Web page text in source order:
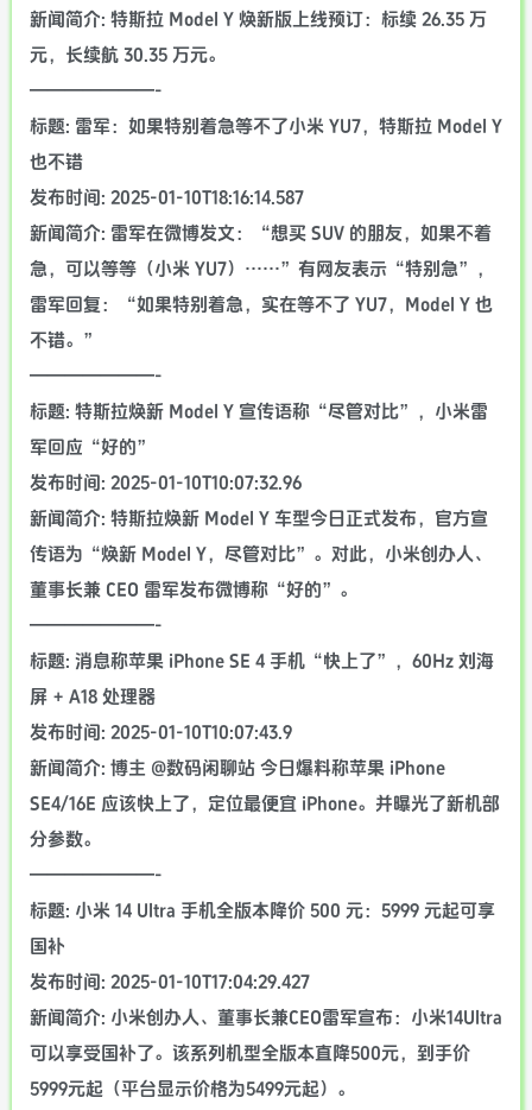
新闻简介: 特斯拉 Model Y 焕新版上线预订：标续 26.35 万
元，长续航 30.35 万元。
———————-
标题: 雷军：如果特别着急等不了小米 YU7，特斯拉 Model Y
也不错
发布时间: 2025-01-10T18:16:14.587
新闻简介: 雷军在微博发文：“想买 SUV 的朋友，如果不着
急，可以等等（小米 YU7）……”有网友表示“特别急”，
雷军回复：“如果特别着急，实在等不了 YU7，Model Y 也
不错。”
———————-
标题: 特斯拉焕新 Model Y 宣传语称“尽管对比”，小米雷
军回应“好的”
发布时间: 2025-01-10T10:07:32.96
新闻简介: 特斯拉焕新 Model Y 车型今日正式发布，官方宣
传语为“焕新 Model Y，尽管对比”。对此，小米创办人、
董事长兼 CEO 雷军发布微博称“好的”。
———————-
标题: 消息称苹果 iPhone SE 4 手机“快上了”，60Hz 刘海
屏 + A18 处理器
发布时间: 2025-01-10T10:07:43.9
新闻简介: 博主 @数码闲聊站 今日爆料称苹果 iPhone
SE4/16E 应该快上了，定位最便宜 iPhone。并曝光了新机部
分参数。
———————-
标题: 小米 14 Ultra 手机全版本降价 500 元：5999 元起可享
国补
发布时间: 2025-01-10T17:04:29.427
新闻简介: 小米创办人、董事长兼CEO雷军宣布：小米14Ultra
可以享受国补了。该系列机型全版本直降500元，到手价
5999元起（平台显示价格为5499元起）。